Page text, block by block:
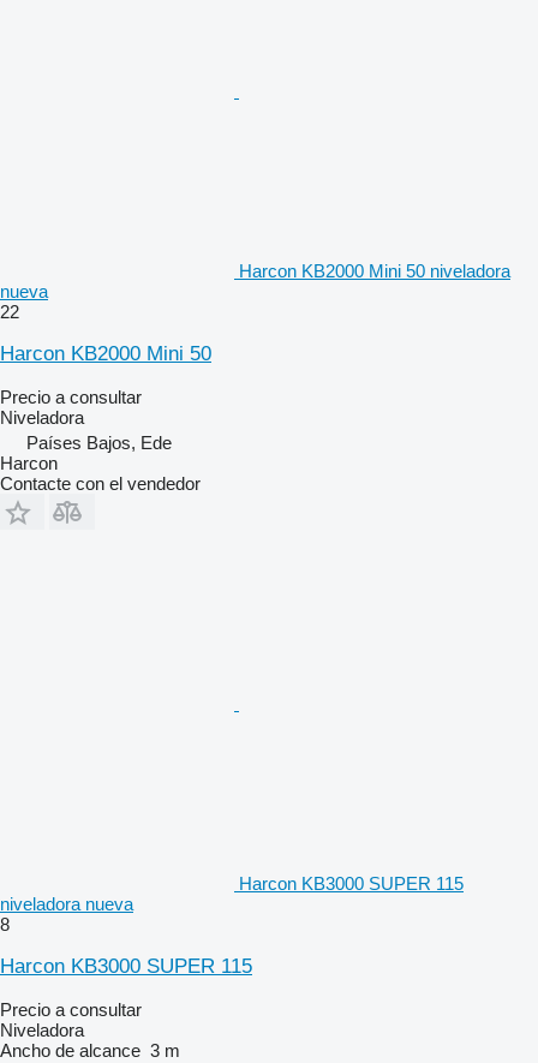
Harcon KB2000 Mini 50 niveladora
nueva
22
Harcon KB2000 Mini 50
Precio a consultar
Niveladora
Países Bajos, Ede
Harcon
Contacte con el vendedor
Harcon KB3000 SUPER 115
niveladora nueva
8
Harcon KB3000 SUPER 115
Precio a consultar
Niveladora
Ancho de alcance 3 m